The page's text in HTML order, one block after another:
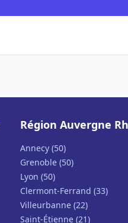
Région Auvergne
Annecy (50)
Grenoble (50)
Lyon (50)
Clermont-Ferrand (33)
Villeurbanne (22)
Saint-Étienne (21)